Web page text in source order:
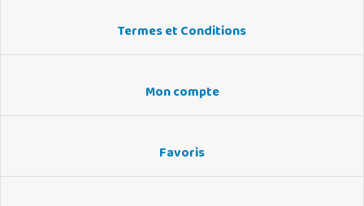
Termes et Conditions
Mon compte
Favoris